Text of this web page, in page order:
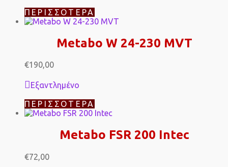
ΠΕΡΙΣΣΌΤΕΡΑ
Metabo W 24-230 MVT
€190,00
Εξαντλημένο
ΠΕΡΙΣΣΌΤΕΡΑ
Metabo FSR 200 Intec
€72,00